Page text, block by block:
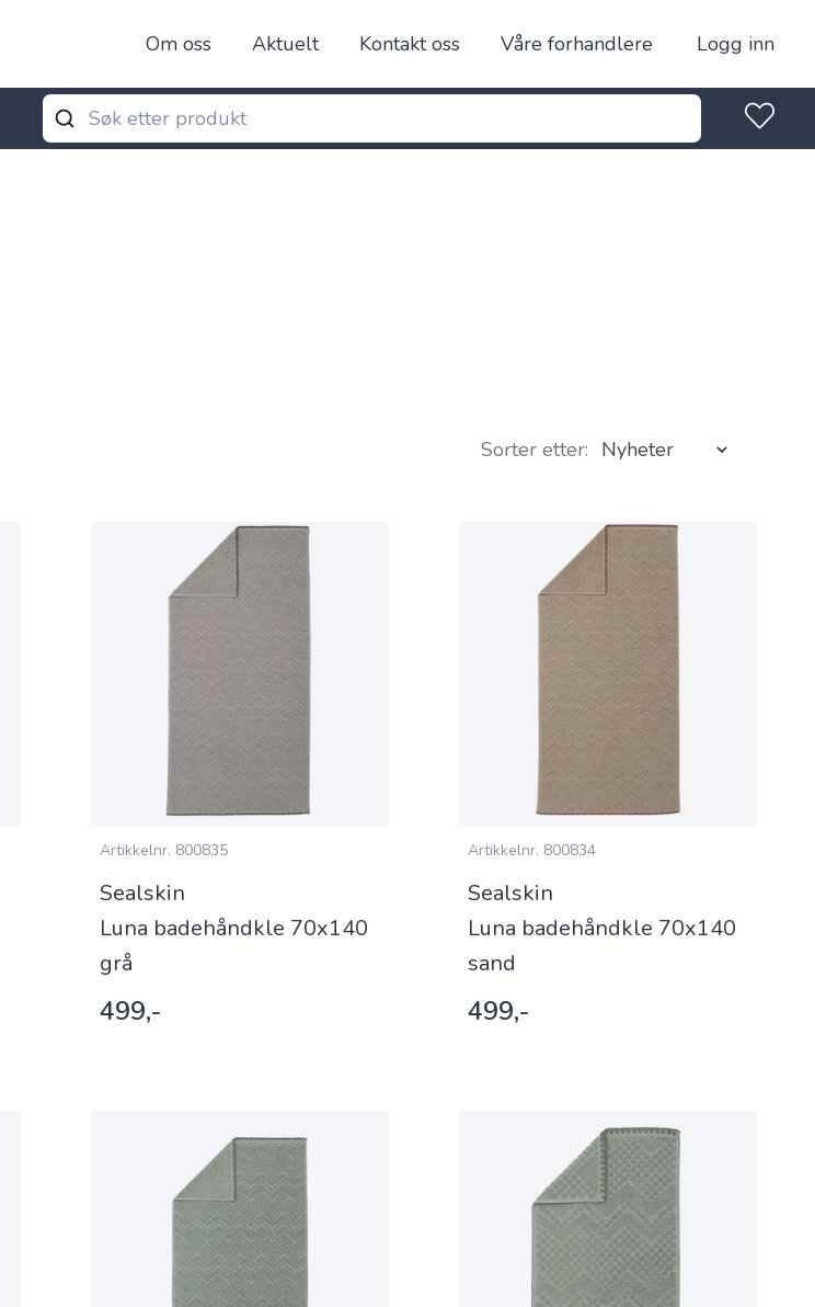
Om oss Aktuelt Kontakt oss Våre forhandlere Logg inn
Sorter etter:
Artikkelnr. 800835
Sealskin
Luna badehåndkle 70x140
grå
499,-
Artikkelnr. 800834
Sealskin
Luna badehåndkle 70x140
sand
499,-